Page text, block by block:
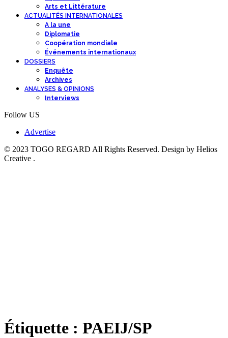
Arts et Littérature
ACTUALITÉS INTERNATIONALES
A la une
Diplomatie
Coopération mondiale
Événements internationaux
DOSSIERS
Enquête
Archives
ANALYSES & OPINIONS
Interviews
Follow US
Advertise
© 2023 TOGO REGARD All Rights Reserved. Design by Helios
Creative .
Étiquette : PAEIJ/SP